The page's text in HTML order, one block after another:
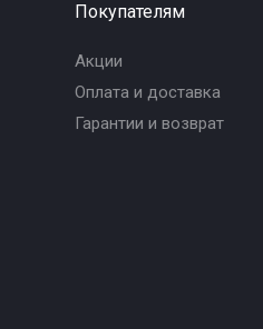
Покупателям
Акции
Оплата и доставка
Гарантии и возврат